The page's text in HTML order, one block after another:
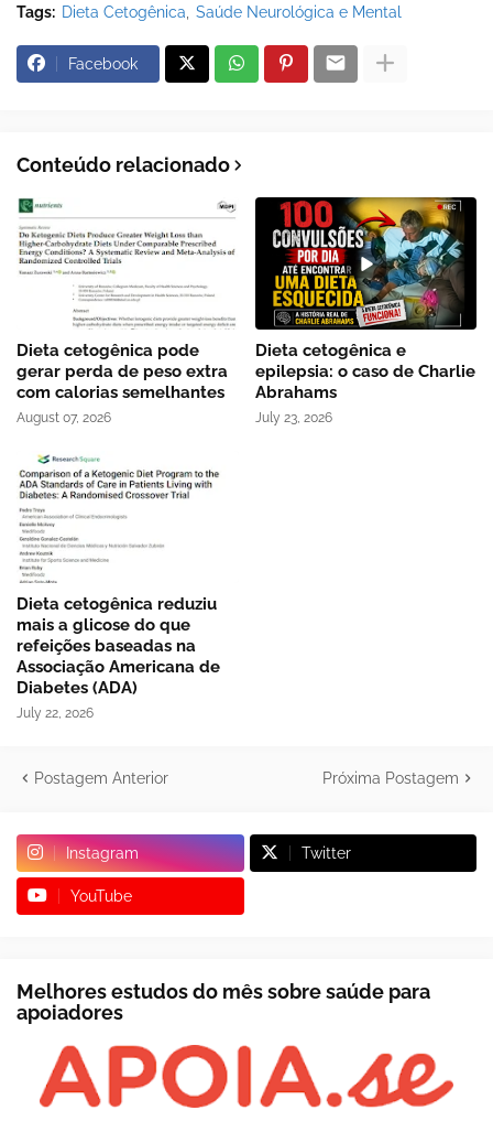
Tags: Dieta Cetogênica Saúde Neurológica e Mental
Facebook
Conteúdo relacionado
Dieta cetogênica pode
gerar perda de peso extra
com calorias semelhantes
August 07, 2026
Dieta cetogênica e
epilepsia: o caso de Charlie
Abrahams
July 23, 2026
Dieta cetogênica reduziu
mais a glicose do que
refeições baseadas na
Associação Americana de
Diabetes (ADA)
July 22, 2026
Postagem Anterior Próxima Postagem
Instagram Twitter
YouTube
Melhores estudos do mês sobre saúde para
apoiadores